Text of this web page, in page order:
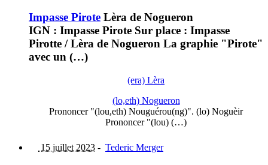
Impasse Pirote Lèra de Nogueron
IGN : Impasse Pirote Sur place : Impasse
Pirotte / Lèra de Nogueron La graphie "Pirote"
avec un (…)
(era) Lèra
(lo,eth) Nogueron
Prononcer "(lou,eth) Nouguérou(ng)". (lo) Noguèir
Prononcer "(lou) (…)
15 juillet 2023 - Tederic Merger